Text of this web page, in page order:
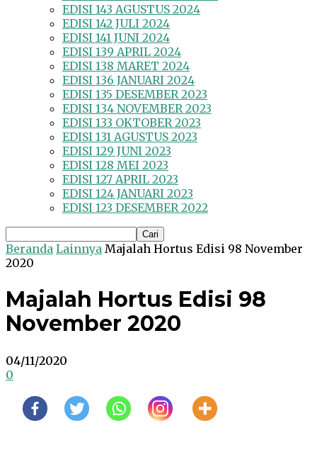
EDISI 143 AGUSTUS 2024
EDISI 142 JULI 2024
EDISI 141 JUNI 2024
EDISI 139 APRIL 2024
EDISI 138 MARET 2024
EDISI 136 JANUARI 2024
EDISI 135 DESEMBER 2023
EDISI 134 NOVEMBER 2023
EDISI 133 OKTOBER 2023
EDISI 131 AGUSTUS 2023
EDISI 129 JUNI 2023
EDISI 128 MEI 2023
EDISI 127 APRIL 2023
EDISI 124 JANUARI 2023
EDISI 123 DESEMBER 2022
Beranda Lainnya Majalah Hortus Edisi 98 November
2020
Majalah Hortus Edisi 98
November 2020
04/11/2020
0